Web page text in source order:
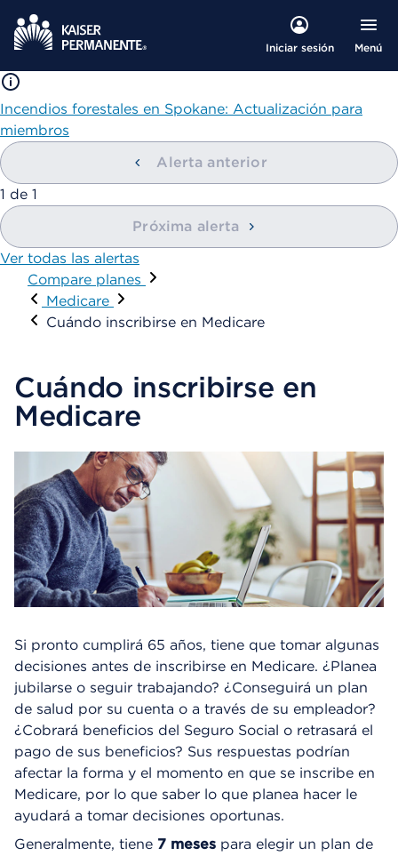
Iniciar sesión Menú
Incendios forestales en Spokane: Actualización para
miembros
Alerta anterior
mostrando
1 de 1
Próxima alerta
Ver todas las alertas
Compare planes
Visitar
Medicare
Cuándo inscribirse en Medicare
Cuándo inscribirse en
Medicare
Si pronto cumplirá 65 años, tiene que tomar algunas
decisiones antes de inscribirse en Medicare. ¿Planea
jubilarse o seguir trabajando? ¿Conseguirá un plan
de salud por su cuenta o a través de su empleador?
¿Cobrará beneficios del Seguro Social o retrasará el
pago de sus beneficios? Sus respuestas podrían
afectar la forma y el momento en que se inscribe en
Medicare, por lo que saber lo que planea hacer le
ayudará a tomar decisiones oportunas.
Generalmente, tiene 7 meses para elegir un plan de